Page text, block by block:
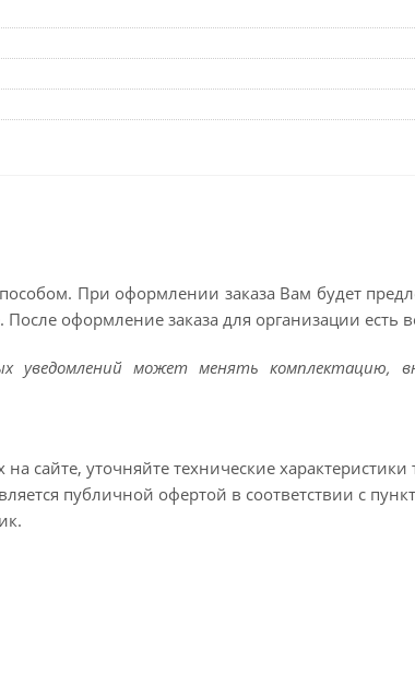
При оформлении заказа Вам будет
оформление заказа для организации есть
уведомлений может менять комплектацию,
сайте, уточняйте технические
публичной офертой в соответствии с